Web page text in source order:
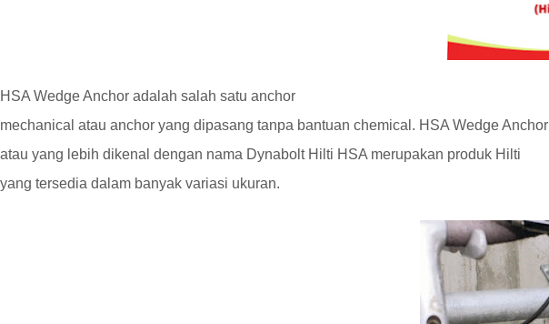
HSA Wedge Anchor adalah salah satu anchor
mechanical atau anchor yang dipasang tanpa bantuan chemical. HSA Wedge Anchor
atau yang lebih dikenal dengan nama Dynabolt Hilti HSA merupakan produk Hilti
yang tersedia dalam banyak variasi ukuran.